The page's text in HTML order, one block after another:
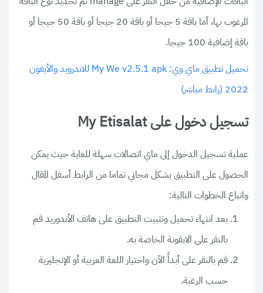
المرغوب بها، أما باقة 5 جيجا أو باقة 20 جيجا أو باقة 50 جيجا أو
باقة إضافية 100 جيجا.
تحميل تطبيق ماي وي: My We v2.5.1 apk للاندرويد والأيفون
2022 (رابط مباشر)
تسجيل دخول على My Etisalat
عملية تسجيل الدخول إلى ماي اتصالات سهلة للغاية حيث يمكن
الحصول على التطبيق بشكل مجاني تماما من الرابط أسفل المقال
واتباع الخطوات التالية:
بعد انتهاء تحميل وتثبيت التطبيق على هاتف الأندوريد قم
بالنقر على الايقونة الخاصة به.
قم بالنقر على أبداً الآن واختيار اللغة العربية أو الإنجليزية
حسب الرغبة.